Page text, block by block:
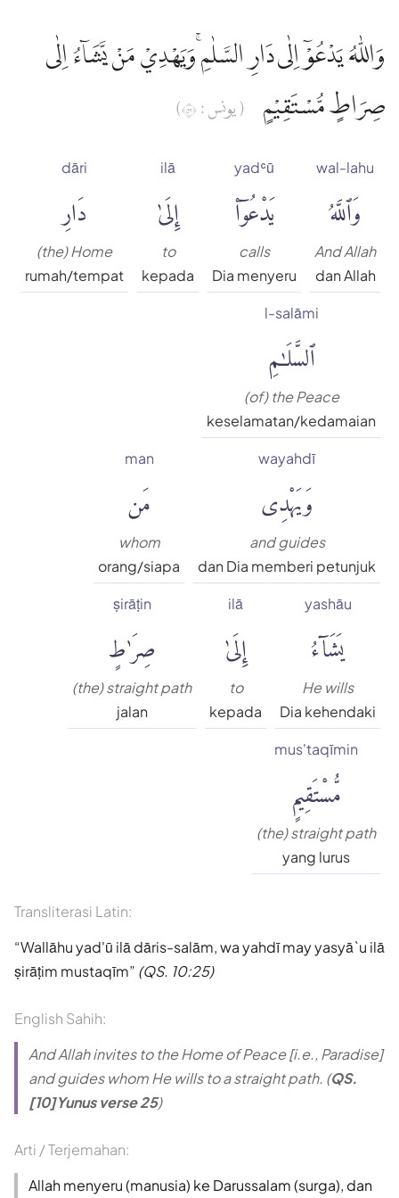
وَاللّٰهُ يَدْعُوْٓ اِلٰى دَارِ السَّلٰمِ ۚوَيَهْدِيْ مَنْ يَّشَاۤءُ اِلٰى
صِرَاطٍ مُّسْتَقِيْمٍ
( يونس : ٢٥)
wal-lahu
وَٱللَّهُ
And Allah
dan Allah
yadʿū
يَدْعُوٓا۟
calls
Dia menyeru
ilā
إِلَىٰ
to
kepada
dāri
دَارِ
(the) Home
rumah/tempat
l-salāmi
ٱلسَّلَٰمِ
(of) the Peace
keselamatan/kedamaian
wayahdī
وَيَهْدِى
and guides
dan Dia memberi petunjuk
man
مَن
whom
orang/siapa
yashāu
يَشَآءُ
He wills
Dia kehendaki
ilā
إِلَىٰ
to
kepada
ṣirāṭin
صِرَٰطٍ
(the) straight path
jalan
mus'taqīmin
مُّسْتَقِيمٍ
(the) straight path
yang lurus
Transliterasi Latin:
Wallāhu yad'ū ilā dāris-salām, wa yahdī may yasyā`u ilā
ṣirāṭim mustaqīm (QS. 10:25)
English Sahih:
And Allah invites to the Home of Peace [i.e., Paradise]
and guides whom He wills to a straight path. (QS.
[10]Yunus verse 25)
Arti / Terjemahan:
Allah menyeru (manusia) ke Darussalam (surga), dan